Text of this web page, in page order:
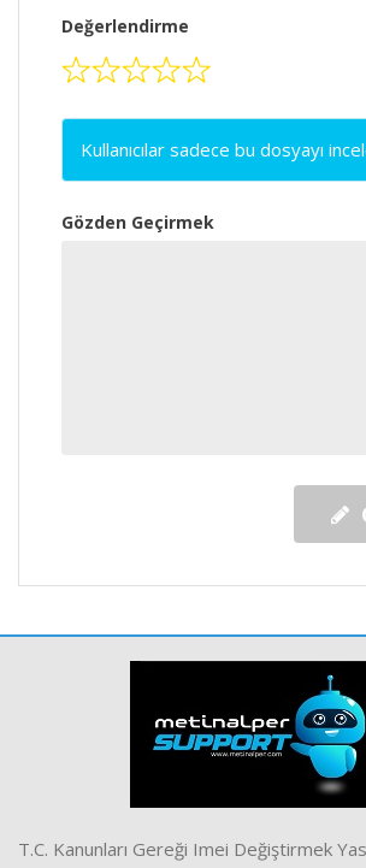
Değerlendirme
Kullanıcılar sadece bu dosyayı
Gözden Geçirmek
T.C. Kanunları Gereği Imei Değiştirmek